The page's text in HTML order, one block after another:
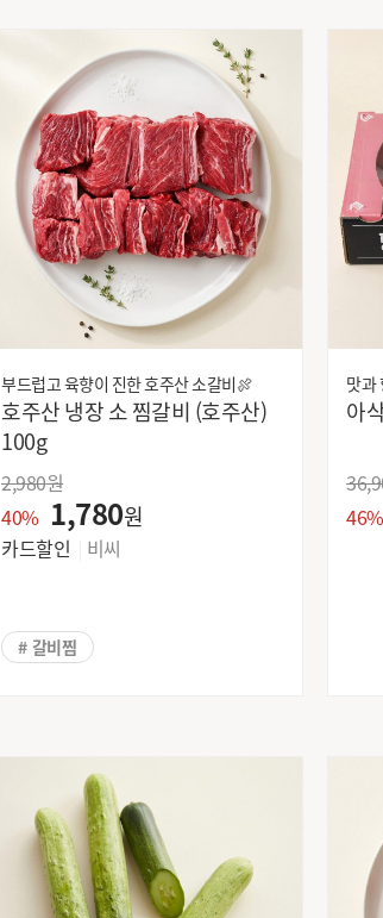
국내산(천일염:호주산)
별도 표기
원산지별도
(주)농협목우촌
(주)아모레퍼시픽
(주)유한양행
두루찬
롯데알미늄
롯데푸드
부드럽고 육향이 진한 호주산 소갈비🍖
호주산 냉장 소 찜갈비 (호주산)
100g
2,980원
40% 1,780원
카드할인 비씨
# 갈비찜
맛과
46%